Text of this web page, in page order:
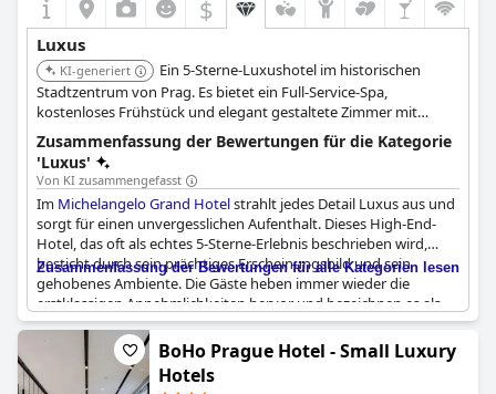
$
Luxus
KI-generiert
Ein 5-Sterne-Luxushotel im historischen
Stadtzentrum von Prag. Es bietet ein Full-Service-Spa,
kostenloses Frühstück und elegant gestaltete Zimmer mit
hochwertiger Bettwäsche und modernen Annehmlichkeiten.
Zusammenfassung der Bewertungen für die Kategorie
'Luxus'
Von KI zusammengefasst
Im Michelangelo Grand Hotelstrahlt jedes Detail Luxus aus und
sorgt für einen unvergesslichen Aufenthalt. Dieses High-End-
Hotel, das oft als echtes 5-Sterne-Erlebnis beschrieben wird,
besticht durch sein prächtiges Erscheinungsbild und sein
gehobenes Ambiente. Die Gäste heben immer wieder die
erstklassigen Annehmlichkeiten hervor und bezeichnen es als
luxuriöses und vornehmes Reiseziel. Die Lage und die
Dienstleistungen werden als erstklassig und hochklassig
beschrieben und richten sich an diejenigen, die einen
verschwenderischen Rückzugsort suchen.
Zusammenfassung der Bewertungen für alle Kategorien lesen
BoHo Prague Hotel - Small Luxury
Hotels